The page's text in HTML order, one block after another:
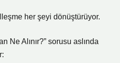
her şeyi dönüştürüyor.
Ne Alınır?” sorusu aslında